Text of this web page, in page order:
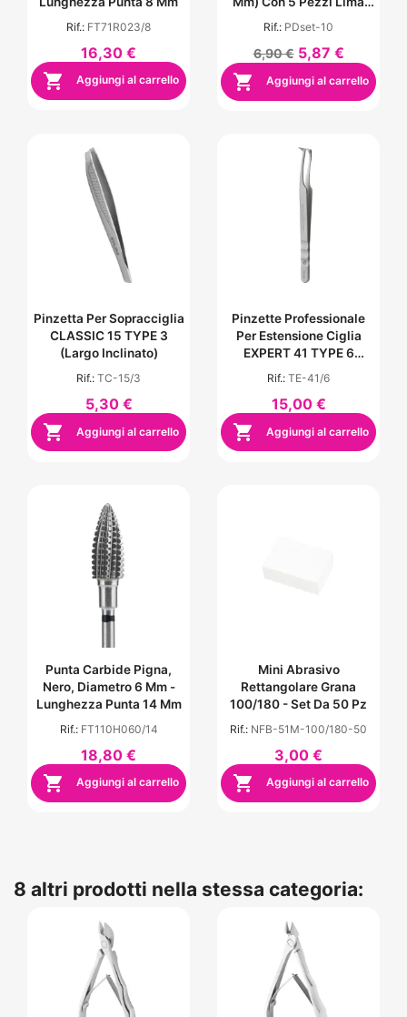
Rif.: FT71R023/8
16,30 €
 Aggiungi al carrello
Rif.: PDset-10
6,90 € 5,87 €
 Aggiungi al carrello
Pinzetta Per Sopracciglia
CLASSIC 15 TYPE 3
(largo Inclinato)
Rif.: TC-15/3
5,30 €
 Aggiungi al carrello
Pinzette Professionale
Per Estensione Ciglia
EXPERT 41 TYPE 6
(Curvo, 75')
Rif.: TE-41/6
15,00 €
 Aggiungi al carrello
Punta Carbide Pigna,
Nero, Diametro 6 Mm -
Lunghezza Punta 14 Mm
Rif.: FT110H060/14
18,80 €
 Aggiungi al carrello
Mini Abrasivo
Rettangolare Grana
100/180 - Set Da 50 Pz
Rif.: NFB-51M-100/180-50
3,00 €
 Aggiungi al carrello
8 altri prodotti nella stessa categoria: